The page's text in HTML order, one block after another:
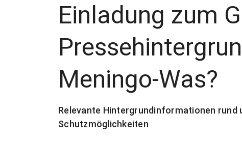
Einladung zum
Meningo-Was?
Relevante Hintergrundinformationen rund
Schutzmöglichkeiten